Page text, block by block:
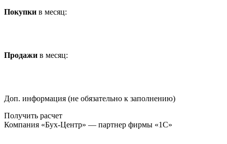
Покупки в месяц:
Продажи в месяц:
Доп. информация (не обязательно к заполнению)
Получить расчет
Компания «Бух-Центр» — партнер фирмы «1С»